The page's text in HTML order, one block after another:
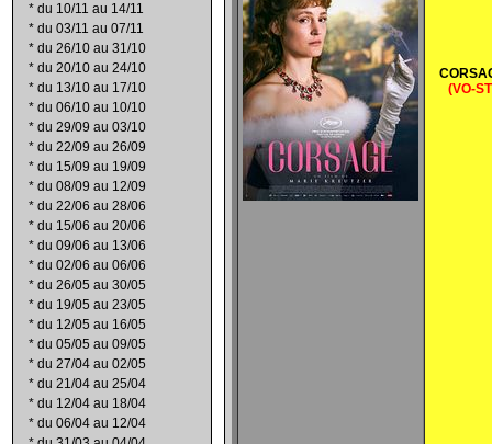
* du 10/11 au 14/11
* du 03/11 au 07/11
* du 26/10 au 31/10
* du 20/10 au 24/10
* du 13/10 au 17/10
* du 06/10 au 10/10
* du 29/09 au 03/10
* du 22/09 au 26/09
* du 15/09 au 19/09
* du 08/09 au 12/09
* du 22/06 au 28/06
* du 15/06 au 20/06
* du 09/06 au 13/06
* du 02/06 au 06/06
* du 26/05 au 30/05
* du 19/05 au 23/05
* du 12/05 au 16/05
* du 05/05 au 09/05
* du 27/04 au 02/05
* du 21/04 au 25/04
* du 12/04 au 18/04
* du 06/04 au 12/04
(VO-